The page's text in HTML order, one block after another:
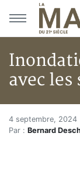
Aller au menu
Aller au contenu
avec les
Accueil
Articles
4 septembre, 2024
Par : Bernard